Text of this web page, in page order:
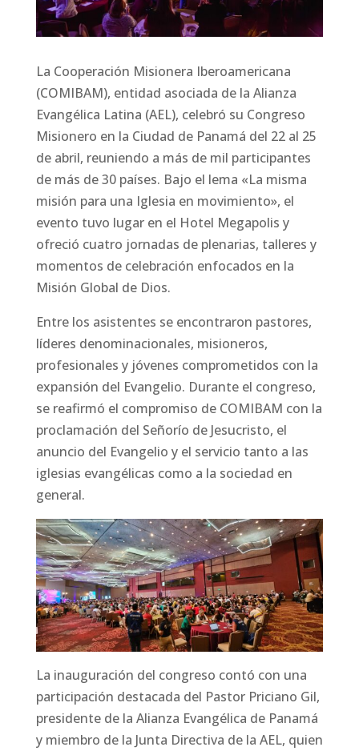
La Cooperación Misionera Iberoamericana
(COMIBAM), entidad asociada de la Alianza
Evangélica Latina (AEL), celebró su Congreso
Misionero en la Ciudad de Panamá del 22 al 25
de abril, reuniendo a más de mil participantes
de más de 30 países. Bajo el lema «La misma
misión para una Iglesia en movimiento», el
evento tuvo lugar en el Hotel Megapolis y
ofreció cuatro jornadas de plenarias, talleres y
momentos de celebración enfocados en la
Misión Global de Dios.
Entre los asistentes se encontraron pastores,
líderes denominacionales, misioneros,
profesionales y jóvenes comprometidos con la
expansión del Evangelio. Durante el congreso,
se reafirmó el compromiso de COMIBAM con la
proclamación del Señorío de Jesucristo, el
anuncio del Evangelio y el servicio tanto a las
iglesias evangélicas como a la sociedad en
general.
La inauguración del congreso contó con una
participación destacada del Pastor Priciano Gil,
presidente de la Alianza Evangélica de Panamá
y miembro de la Junta Directiva de la AEL, quien